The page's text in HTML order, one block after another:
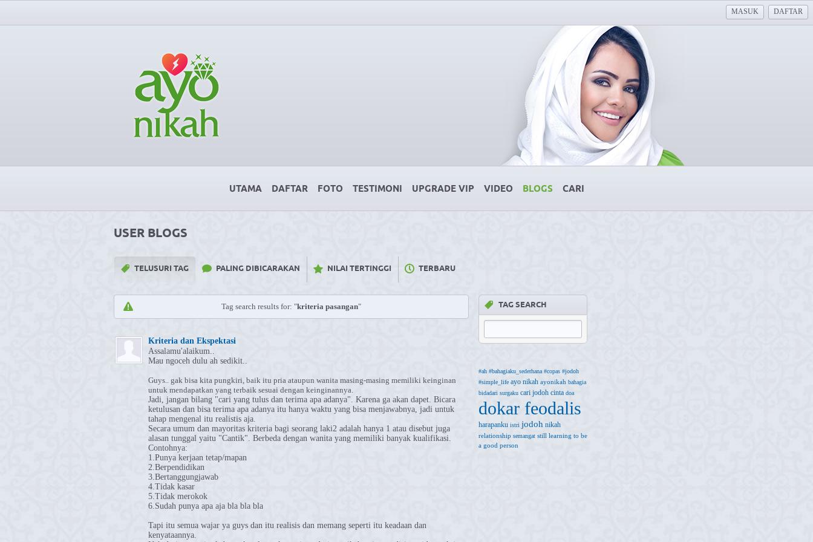
MASUK DAFTAR
UTAMA DAFTAR FOTO TESTIMONI UPGRADE VIP VIDEO BLOGS CARI
USER BLOGS
TELUSURI TAG PALING DIBICARAKAN NILAI TERTINGGI TERBARU
Tag search results for: "kriteria pasangan"
Kriteria dan Ekspektasi
Assalamu'alaikum..
Mau ngoceh dulu ah sedikit..
Guys.. gak bisa kita pungkiri, baik itu pria ataupun wanita masing-masing memiliki keinginan
untuk mendapatkan yang terbaik sesuai dengan keinginannya.
Jadi, jangan bilang "cari yang tulus dan terima apa adanya". Karena ga akan dapet. Bicara
ketulusan dan bisa terima apa adanya itu hanya waktu yang bisa menjawabnya, jadi untuk
tahap mengenal itu realistis aja.
Secara umum dan mayoritas kriteria bagi seorang laki2 adalah hanya 1 atau disebut juga
alasan tunggal yaitu "Cantik". Berbeda dengan wanita yang memiliki banyak kualifikasi.
Contohnya:
1.Punya kerjaan tetap/mapan
2.Berpendidikan
3.Bertanggungjawab
4.Tidak kasar
5.Tidak merokok
6.Sudah punya apa aja bla bla bla
Tapi itu semua wajar ya guys dan itu realisis dan memang seperti itu keadaan dan
kenyataannya.
TAG SEARCH
#ah #bahagiaku_sederhana #copas #jodoh
#simple_life ayo nikah ayonikah bahagia
bidadari surgaku cari jodoh cinta doa
dokar feodalis
harapanku istri jodoh nikah
relationship semangat still learning to be
a good person